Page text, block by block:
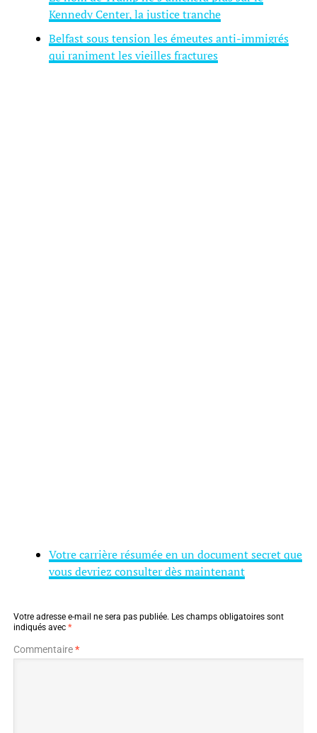
Kennedy Center, la justice tranche
Belfast sous tension les émeutes anti-immigrés
qui raniment les vieilles fractures
Votre carrière résumée en un document secret que
vous devriez consulter dès maintenant
Votre adresse e-mail ne sera pas publiée. Les champs obligatoires sont
indiqués avec *
Commentaire*